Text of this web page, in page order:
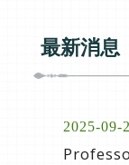
最新消息
2025-09-